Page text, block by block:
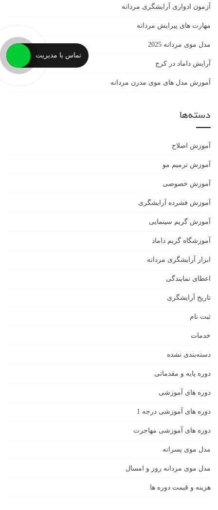
آزمون ادواری آرایشگری مردانه
مهارت های پیرایش مردانه
مدل موی مردانه 2025
آرایش داماد در کرج
آموزش مدل های موی مدرن مردانه
دسته‌ها
آموزش اصلاح
آموزش ترمیم مو
آموزش خصوصی
آموزش فشرده آرایشگری
آموزش گریم سینمایی
آموزشگاه گریم داماد
ابزار آرایشگری مردانه
اعطای نمایندگی
تاریخ آرایشگری
ثبت نام
خدمات
دسته‌بندی نشده
دوره پایه و مقدماتی
دوره های آموزشی
دوره های آموزشی درجه 1
دوره های آموزشی مهاجرت
مدل موی پسرانه
مدل موی مردانه روز و امسال
هزینه و قیمت دوره ها
تماس با مدیریت